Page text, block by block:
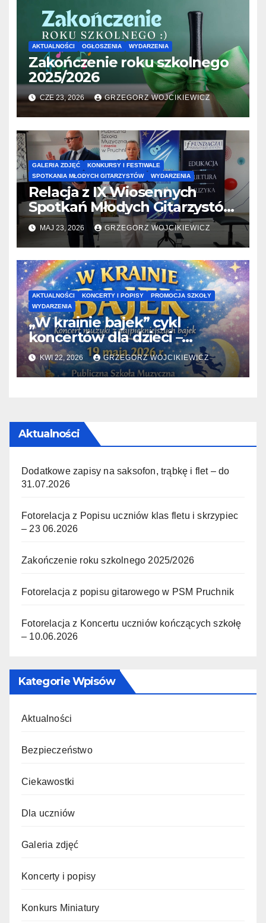
AKTUALNOŚCI OGŁOSZENIA WYDARZENIA
Zakończenie roku szkolnego
2025/2026
CZE 23, 2026 GRZEGORZ WOJCIKIEWICZ
GALERIA ZDJĘĆ
KONKURSY I FESTIWALE
SPOTKANIA MŁODYCH GITARZYSTÓW
WYDARZENIA
Relacja z IX Wiosennych
Spotkań Młodych Gitarzystów
w Pruchniku – 23.05.2026
MAJ 23, 2026 GRZEGORZ WOJCIKIEWICZ
AKTUALNOŚCI KONCERTY I POPISY
PROMOCJA SZKOŁY
WYDARZENIA
„W krainie bajek” cykl
koncertów dla dzieci –
19.05.2026
KWI 22, 2026 GRZEGORZ WOJCIKIEWICZ
Aktualności
Dodatkowe zapisy na saksofon, trąbkę i flet – do
31.07.2026
Fotorelacja z Popisu uczniów klas fletu i skrzypiec
– 23 06.2026
Zakończenie roku szkolnego 2025/2026
Fotorelacja z popisu gitarowego w PSM Pruchnik
Fotorelacja z Koncertu uczniów kończących szkołę
– 10.06.2026
Kategorie Wpisów
Aktualności
Bezpieczeństwo
Ciekawostki
Dla uczniów
Galeria zdjęć
Koncerty i popisy
Konkurs Miniatury